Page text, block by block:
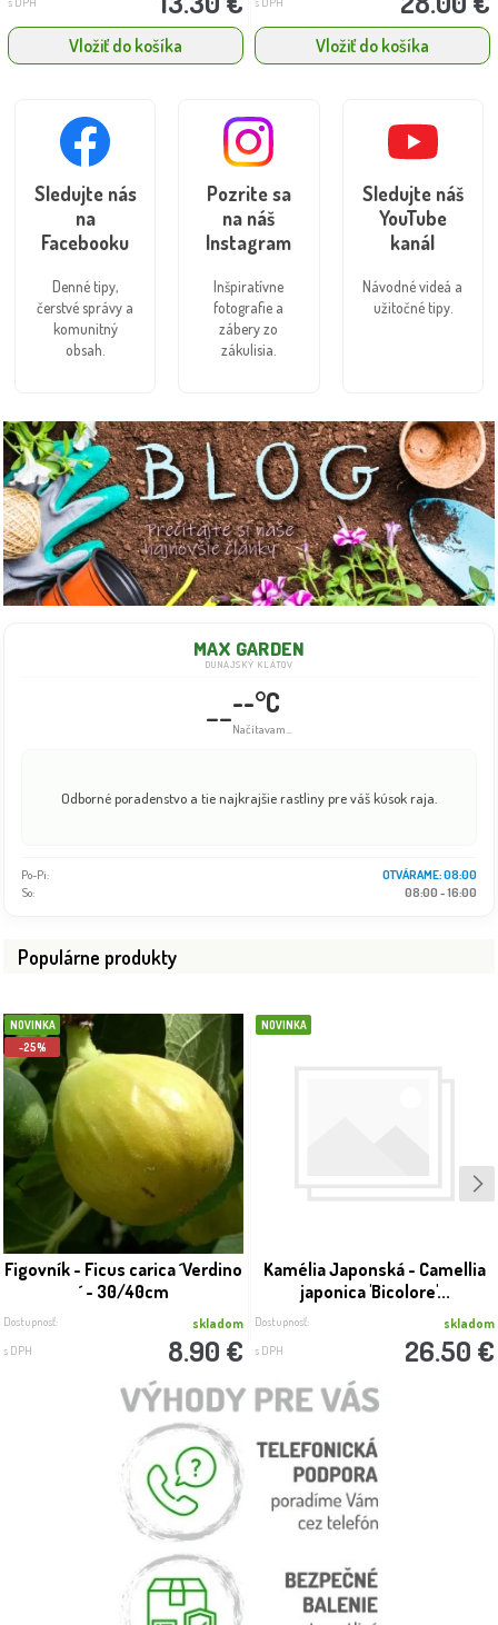
MAX GARDEN
DUNAJSKÝ KLÁTOV
----°C
Načítavam...
Odborné poradenstvo a tie najkrajšie rastliny pre váš kúsok raja.
Po-Pi:
08:00 - 18:00
So:
08:00 - 16:00
Populárne produkty
NOVINKA
-25%
Figovník - Ficus carica ´Verdino
´ - 30/40cm
Dostupnosť: skladom
s DPH 8.90 €
NOVINKA
Kamélia Japonská - Camellia
japonica 'Bicolore'...
Dostupnosť: skladom
s DPH 26.50 €
Vložiť do košíka Vložiť do košíka
Sledujte nás
na
Facebooku
Denné tipy,
čerstvé správy a
komunitný
obsah.
Pozrite sa
na náš
Instagram
Inšpiratívne
fotografie a
zábery zo
zákulisia.
Sledujte náš
YouTube
kanál
Návodné videá a
užitočné tipy.